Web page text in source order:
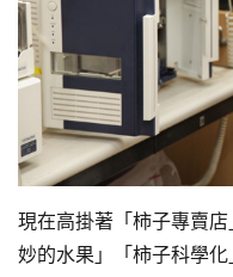
現在高掛著「柿子專賣
妙的水果」「柿子科學